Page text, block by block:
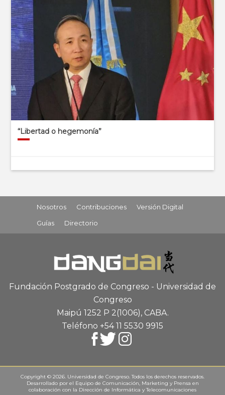
“Libertad o hegemonía”
Nosotros Contribuciones
Versión Digital
Guías
Directorio
Fundación Postgrado de Congreso - Universidad de
Congreso
Maipú 1252 P 2(1006), CABA.
Teléfono +54 11 5530 9915
Copyright © 2026. Universidad de Congreso. Todos los derechos reservados.
Desarrollado por el Equipo de Comunicación, Marketing y Prensa en
colaboración con la Dirección de Informática y Telecomunicaciones